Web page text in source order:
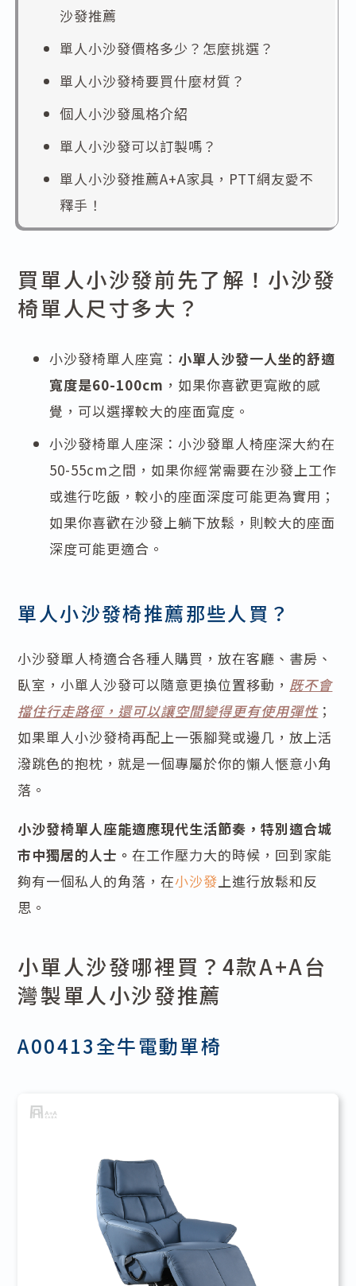
沙發推薦
單人小沙發價格多少？怎麼挑選？
單人小沙發椅要買什麼材質？
個人小沙發風格介紹
單人小沙發可以訂製嗎？
單人小沙發推薦A+A家具，PTT網友愛不
釋手！
買單人小沙發前先了解！小沙發
椅單人尺寸多大？
小沙發椅單人座寬： 小單人沙發一人坐的舒適
寬度是60-100cm ，如果你喜歡更寬敞的感
覺，可以選擇較大的座面寬度。
小沙發椅單人座深：小沙發單人椅座深大約在
50-55cm之間，如果你經常需要在沙發上工作
或進行吃飯，較小的座面深度可能更為實用；
如果你喜歡在沙發上躺下放鬆，則較大的座面
深度可能更適合。
單人小沙發椅推薦那些人買？
小沙發單人椅適合各種人購買，放在客廳、書房、
臥室，小單人沙發可以隨意更換位置移動， 既不會
擋住行走路徑，還可以讓空間變得更有使用彈性；
如果單人小沙發椅再配上一張腳凳或邊几，放上活
潑跳色的抱枕，就是一個專屬於你的懶人愜意小角
落。
小沙發椅單人座能適應現代生活節奏，特別適合城
市中獨居的人士。在工作壓力大的時候，回到家能
夠有一個私人的角落，在小沙發 上進行放鬆和反
思。
小單人沙發哪裡買？4款A+A台
灣製單人小沙發推薦
A00413全牛電動單椅